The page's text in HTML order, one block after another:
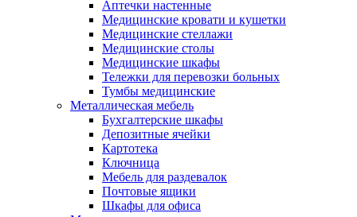
Аптечки настенные
Медицинские кровати и кушетки
Медицинские стеллажи
Медицинские столы
Медицинские шкафы
Тележки для перевозки больных
Тумбы медицинские
Металлическая мебель
Бухгалтерские шкафы
Депозитные ячейки
Картотека
Ключница
Мебель для раздевалок
Почтовые ящики
Шкафы для офиса